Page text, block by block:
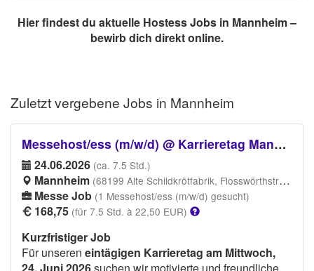
Hier findest du aktuelle Hostess Jobs in Mannheim –
bewirb dich direkt online.
Zuletzt vergebene Jobs in Mannheim
Messehost/ess (m/w/d) @ Karrieretag Mannheim 2026
24.06.2026 (ca. 7.5 Std.)
Mannheim (68199 Alte Schildkrötfabrik, Flosswörthstrasse 36-38, 68199 Mannheim)
Messe Job (1 Messehost/ess (m/w/d) gesucht)
168,75 (für 7.5 Std. à 22,50 EUR)
Kurzfristiger Job
Für unseren eintägigen Karrieretag am Mittwoch,